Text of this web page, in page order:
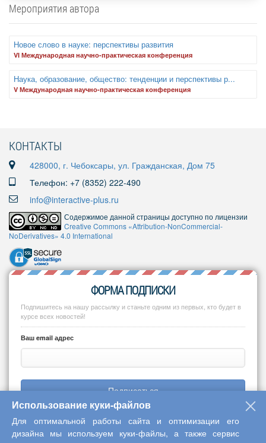
Мероприятия автора
Новое слово в науке: перспективы развития
VI Международная научно-практическая конференция
Наука, образование, общество: тенденции и перспективы р...
V Международная научно-практическая конференция
КОНТАКТЫ
428000, г. Чебоксары, ул. Гражданская, Дом 75
Телефон: +7 (8352) 222-490
info@interactive-plus.ru
Содержимое данной страницы доступно по лицензии
Creative Commons «Attribution-NonCommercial-
NoDerivatives» 4.0 International
ФОРМА ПОДПИСКИ
Подпишитесь на нашу рассылку и станьте одним из первых, кто будет в
курсе всех новостей!
Ваш email адрес
Подписаться
Использование куки-файлов
Для оптимальной работы сайта и оптимизации его
дизайна мы используем куки-файлы, а также сервис